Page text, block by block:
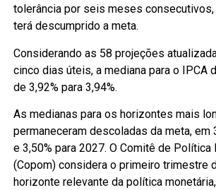
tolerância por seis meses consecutivos,
terá descumprido a meta.
Considerando as 58 projeções
cinco dias úteis, a mediana para o IPCA
de 3,92% para 3,94%.
As medianas para os horizontes mais
permaneceram descoladas da meta, em
e 3,50% para 2027. O Comitê de Política
(Copom) considera o primeiro trimestre
horizonte relevante da política